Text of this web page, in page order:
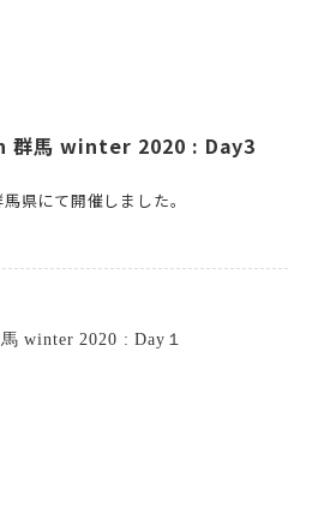
群馬 winter 2020 : Day3
県にて開催しました。